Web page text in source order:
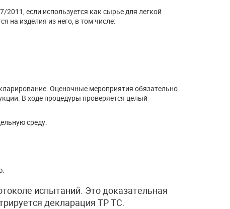
2011, если используется как сырье для легкой
на изделия из него, в том числе:
Оценочные мероприятия обязательно
В ходе процедуры проверяется целый
среду.
испытаний. Это доказательная
декларация ТР ТС.